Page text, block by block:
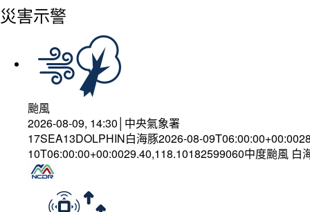
災害示警
颱風
2026-08-09, 14:30│中央氣象署
17SEA13DOLPHIN白海豚2026-08-
10T06:00:00+00:0029.40,118.10182599060中度颱風 白